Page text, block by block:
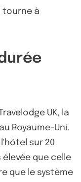
tourne à
UK, la
Royaume-Uni.
sur 20
élevée que celle
que le système